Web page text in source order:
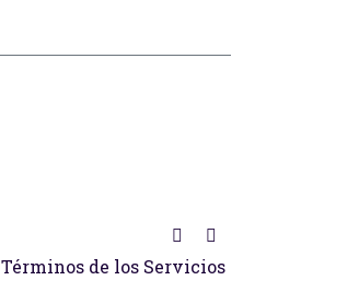
Términos de los Servicios